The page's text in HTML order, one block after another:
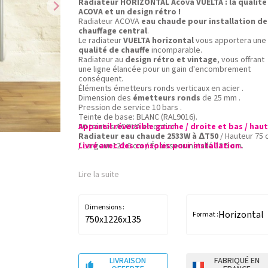
chevron_right
Radiateur HORIZONTAL Acova VUELTA : la qualité
ACOVA et un design rétro !
Radiateur ACOVA eau chaude pour installation de
chauffage central.
Le radiateurVUELTA horizontalvous apportera une
qualité de chauffe incomparable.
Radiateur au design rétro et vintage, vous offrant
une ligne élancée pour un gain d'encombrement
conséquent.
Éléments émetteurs ronds verticaux en acier .
Dimension des émetteurs ronds de 25 mm .
Pression de service 10 bars .
Teinte de base: BLANC (RAL9016).
50 teintes ACOVA en option.
Radiateur eau chaude 2533W à ∆T50/ Hauteur 75
/ Largeur 122.6 cm / Épaisseur installé 13.5 cm.
Appareil réversible gauche / droite et bas /
Livré avec des consoles pour installation.
Lire la suite
Dimensions :
750x1226x135 Format :Horizontal
 LIVRAISON FABRIQUÉ EN